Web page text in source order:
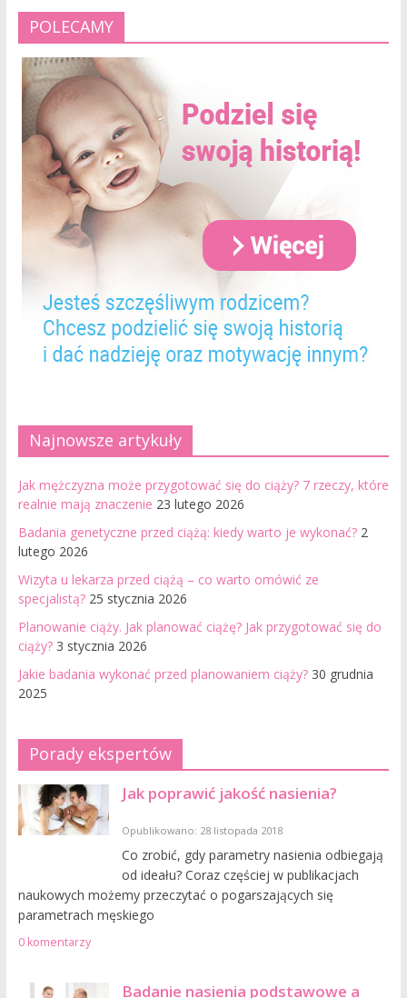
POLECAMY
Najnowsze artykuły
Jak mężczyzna może przygotować się do ciąży? 7 rzeczy, które
realnie mają znaczenie 23 lutego 2026
Badania genetyczne przed ciążą: kiedy warto je wykonać? 2
lutego 2026
Wizyta u lekarza przed ciążą – co warto omówić ze
specjalistą? 25 stycznia 2026
Planowanie ciąży. Jak planować ciążę? Jak przygotować się do
ciąży? 3 stycznia 2026
Jakie badania wykonać przed planowaniem ciąży? 30 grudnia
2025
Porady ekspertów
Jak poprawić jakość nasienia?
Opublikowano: 28 listopada 2018
Co zrobić, gdy parametry nasienia odbiegają
od ideału? Coraz częściej w publikacjach
naukowych możemy przeczytać o pogarszających się
parametrach męskiego
0 komentarzy
Badanie nasienia podstawowe a